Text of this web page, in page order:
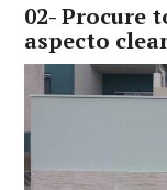
02- Procure
aspecto